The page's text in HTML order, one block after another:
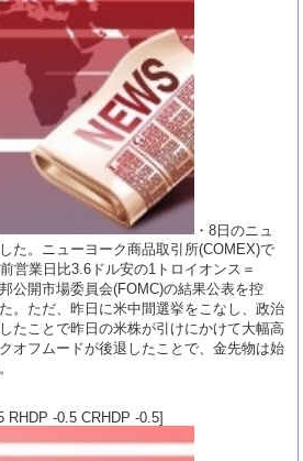
・8日のニュ
た。ニューヨーク商品取引所(COMEX)で
営業日比3.6ドル安の1トロイオンス＝
公開市場委員会(FOMC)の結果公表を控
。ただ、昨日に米中間選挙をこなし、政治
たことで昨日の米株が引けにかけて大幅高
オフムードが後退したことで、金先物は始
-0.5 CRHDP -0.5]